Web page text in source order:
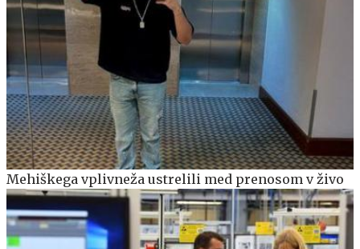
Mehiškega vplivneža ustrelili med prenosom v živo